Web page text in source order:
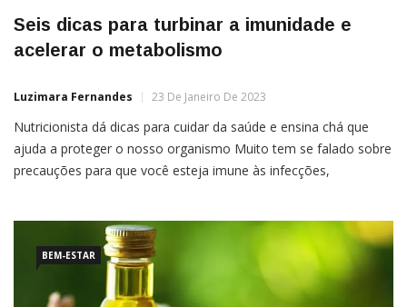
Seis dicas para turbinar a imunidade e
acelerar o metabolismo
Luzimara Fernandes 23 De Janeiro De 2023
Nutricionista dá dicas para cuidar da saúde e ensina chá que
ajuda a proteger o nosso organismo Muito tem se falado sobre
precauções para que você esteja imune às infecções,
imunidade e garantir um bom metabolismo começa na
alimentação, […]
BEM-ESTAR